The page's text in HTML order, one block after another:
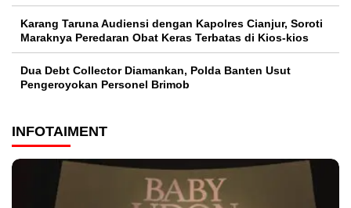
Karang Taruna Audiensi dengan Kapolres Cianjur, Soroti
Maraknya Peredaran Obat Keras Terbatas di Kios-kios
Dua Debt Collector Diamankan, Polda Banten Usut
Pengeroyokan Personel Brimob
INFOTAIMENT